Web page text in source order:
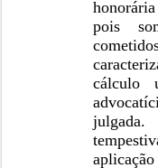
pois
cálculo